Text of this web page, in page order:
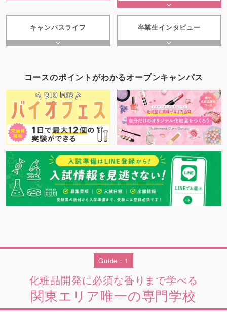
キャンパスライフ 卒業生インタビュー
コースのポイントがわかるオープンキャンパス
Guide：1
化粧品開発に必須な香りまで学べる
関東エリア唯一の専門学校